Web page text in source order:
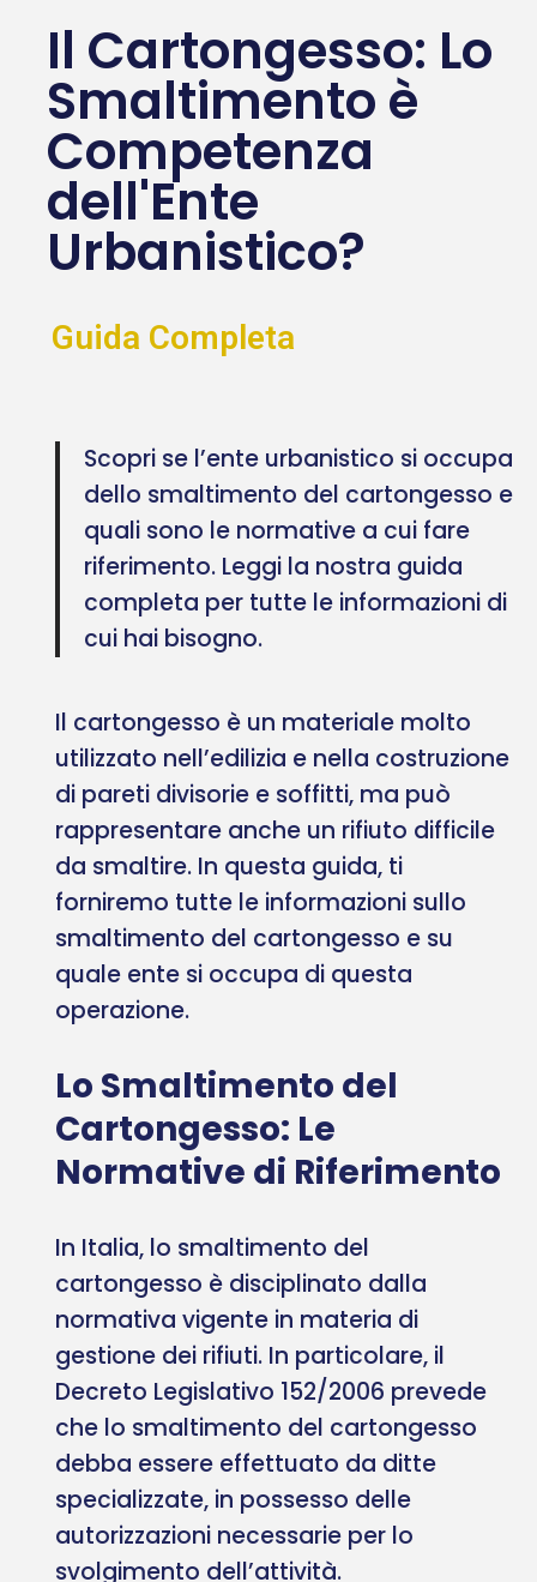
Il Cartongesso: Lo
Smaltimento è
Competenza
dell'Ente
Urbanistico?
Guida Completa
Scopri se l’ente urbanistico si occupa
dello smaltimento del cartongesso e
quali sono le normative a cui fare
riferimento. Leggi la nostra guida
completa per tutte le informazioni di
cui hai bisogno.
Il cartongesso è un materiale molto
utilizzato nell’edilizia e nella costruzione
di pareti divisorie e soffitti, ma può
rappresentare anche un rifiuto difficile
da smaltire. In questa guida, ti
forniremo tutte le informazioni sullo
smaltimento del cartongesso e su
quale ente si occupa di questa
operazione.
Lo Smaltimento del
Cartongesso: Le
Normative di Riferimento
In Italia, lo smaltimento del
cartongesso è disciplinato dalla
normativa vigente in materia di
gestione dei rifiuti. In particolare, il
Decreto Legislativo 152/2006 prevede
che lo smaltimento del cartongesso
debba essere effettuato da ditte
specializzate, in possesso delle
autorizzazioni necessarie per lo
svolgimento dell’attività.